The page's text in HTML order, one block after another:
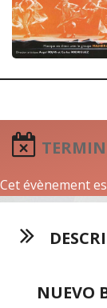
Cet évènement
NUEVO